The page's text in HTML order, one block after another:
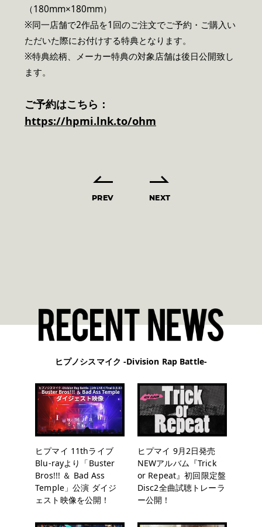
（180mm×180mm）
※同一店舗で2作品を1回のご注文でご予約・ご購入い
ただいた際にお付けする特典となります。
※特典絵柄、メーカー特典の対象店舗は後日公開致し
ます。
ご予約はこちら：
https://hpmi.lnk.to/ohm
PREV NEXT
ヒプノシスマイク -Division Rap Battle-
ヒプマイ 11thライブ
Blu-rayより「Buster
Bros!!! ＆ Bad Ass
Temple」公演 ダイジ
ェスト映像を公開！
ヒプマイ 9月2日発売
NEWアルバム『Trick
or Repeat』初回限定盤
Disc2全曲試聴トレーラ
ー公開！